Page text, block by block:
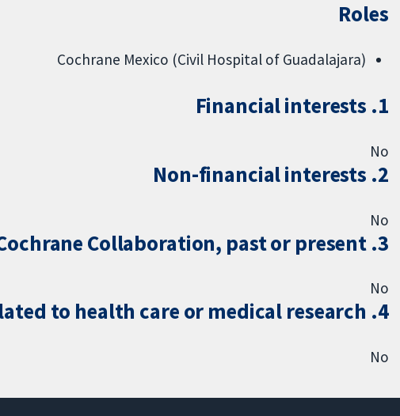
Roles
Cochrane Mexico (Civil Hospital of Guadalajara)
1. Financial interests
No
2. Non-financial interests
No
3. Do you hold any financial or non-financial ties with the Cochrane Collaboration, past or present
No
4. Commercial organisation with an interest in any topic related to health care or medical research
No